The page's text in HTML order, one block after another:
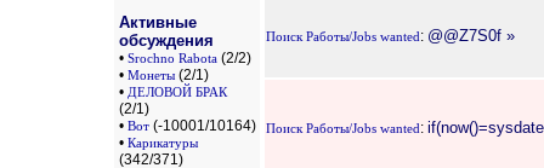
Активные
обсуждения
• Srochno Rabota (2/2)
• Монеты (2/1)
• ДЕЛОВОЙ БРАК
(2/1)
• Вот (-10001/10164)
• Карикатуры
(342/371)
Поиск Работы/Jobs wanted : @@Z7S0f »
Поиск Работы/Jobs wanted :